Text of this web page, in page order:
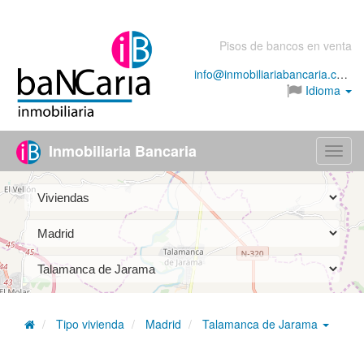
Pisos de bancos en venta
info@inmobiliariabancaria.com
Idioma
Menú
Inmobiliaria Bancaria
Tipo vivienda Madrid Talamanca de Jarama